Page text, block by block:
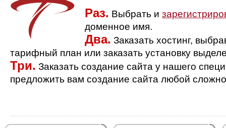
Раз. Выбрать и
доменное имя.
Два. Заказать хостинг,
тарифный план или заказать установку
Три. Заказать создание сайта у нашего
предложить вам создание сайта любой